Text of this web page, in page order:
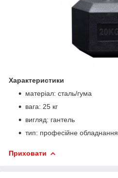
Характеристики
матеріал: сталь/гума
вага: 25 кг
вигляд: гантель
тип: професійне обладнання
Приховати